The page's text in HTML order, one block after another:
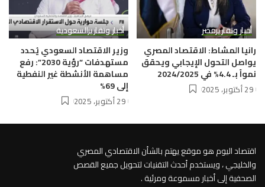
أخبار وتقاريرمصر
رانيا المشاط: الاقتصاد المصري
يواصل التحول الإيجابي ويحقق
نمواً بـ 4.4% في 2024/2025
29 أكتوبر، 2025
أخبار وتقاريرالسعودية
وزير الاقتصاد السعودي يُحدد
مستهدفات “رؤية 2030”: رفع
مساهمة الأنشطة غير النفطية
إلى 69%
29 أكتوبر، 2025
اقتصاد اليوم هو موقع يهتم بالشأن الاقتصادي المصري
والخليجي ، ويستخدم أحدث التقنيات لتحويل جميع القصص
الصحفية إلى أخبار مسموعة ومرئية .